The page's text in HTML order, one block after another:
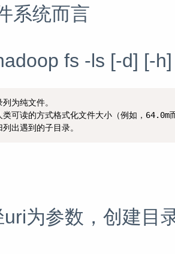
系统而言
fs -ls [-d] [-
为纯文件。
类可读的方式格式化文件大小（例如，64.0m
出遇到的子目录。
为参数，创建目